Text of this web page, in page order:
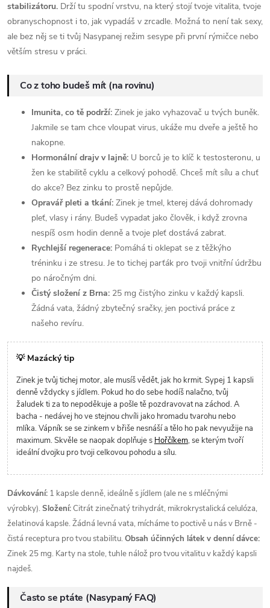
stabilizátoru. Drží tu spodní vrstvu, na který stojí tvoje vitalita, tvoje
obranyschopnost i to, jak vypadáš v zrcadle. Možná to není tak sexy,
ale bez něj se ti tvůj Nasypanej režim sesype při první rýmičce nebo
větším stresu v práci.
Co z toho budeš mít (na rovinu)
Imunita, co tě podrží: Zinek je jako vyhazovač u tvých buněk.
Jakmile se tam chce vloupat virus, ukáže mu dveře a ještě ho
nakopne.
Hormonální drajv v lajně: U borců je to klíč k testosteronu, u
žen ke stabilitě cyklu a celkový pohodě. Chceš mít sílu a chuť
do akce? Bez zinku to prostě nepůjde.
Opravář pleti a tkání: Zinek je tmel, kterej dává dohromady
pleť, vlasy i rány. Budeš vypadat jako člověk, i když zrovna
nespíš osm hodin denně a tvoje pleť dostává zabrat.
Rychlejší regenerace: Pomáhá ti oklepat se z těžkýho
tréninku i ze stresu. Je to tichej parťák pro tvoji vnitřní údržbu
po náročným dni.
Čistý složení z Brna: 25 mg čistýho zinku v každý kapsli.
Žádná vata, žádný zbytečný sračky, jen poctivá práce z
našeho revíru.
💡 Mazácký tip
Zinek je tvůj tichej motor, ale musíš vědět, jak ho krmit. Sypej 1 kapsli
denně vždycky s jídlem. Pokud ho do sebe hodíš nalačno, tvůj
žaludek ti za to nepoděkuje a pošle tě pozdravovat na záchod. A
bacha - nedávej ho ve stejnou chvíli jako hromadu tvarohu nebo
mlíka. Vápník se se zinkem v břiše nesnáší a tělo ho pak nevyužije na
maximum. Skvěle se naopak doplňuje s Hořčíkem, se kterým tvoří
ideální dvojku pro tvoji celkovou pohodu a sílu.
Dávkování: 1 kapsle denně, ideálně s jídlem (ale ne s mléčnými
výrobky).Složení: Citrát zinečnatý trihydrát, mikrokrystalická celulóza,
želatinová kapsle. Žádná levná vata, mícháme to poctivě u nás v Brně -
čistá receptura pro tvou stabilitu.Obsah účinných látek v denní dávce:
Zinek 25 mg. Karty na stole, tuhle nálož pro tvou vitalitu v každý kapsli
najdeš.
Často se ptáte (Nasypaný FAQ)